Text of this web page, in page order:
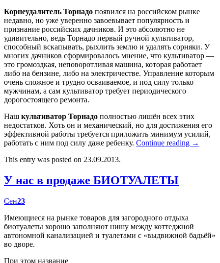
Корнеудалитель Торнадо появился на российском рынке
недавно, но уже уверенно завоевывает популярность и
признание российских дачников. И это абсолютно не
удивительно, ведь Торнадо первый ручной культиватор,
способный вскапывать, рыхлить землю и удалять сорняки. У
многих дачников сформировалось мнение, что культиватор —
это громоздкая, неповоротливая машина, которая работает
либо на бензине, либо на электричестве. Управление которым
очень сложное и трудно осваиваемое, и под силу только
мужчинам, а сам культиватор требует периодического
дорогостоящего ремонта.
Наш культиватор Торнадо полностью лишён всех этих
недостатков. Хоть он и механический, но для достижения его
эффективной работы требуется приложить минимум усилий,
работать с ним под силу даже ребенку. Continue reading →
This entry was posted on 23.09.2013.
У нас в продаже БИОТУАЛЕТЫ
Сен23
Имеющиеся на рынке товаров для загородного отдыха
биотуалеты хорошо заполняют нишу между коттеджной
автономной канализацией и туалетами с «выдвижной бадьёй»
во дворе.
При этом название